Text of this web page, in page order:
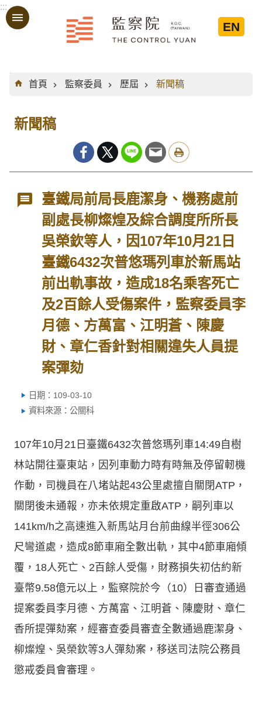
跳到主要內容區塊
:::
EN
:::
首頁
監察委員 歷屆 新聞稿
新聞稿
臺鐵局前局長鹿潔身、機務處前
副處長柳燦煌及綜合調度所所長
吳榮欽等人，因107年10月21日
臺鐵6432次普悠瑪列車於新馬站
前出軌事故，造成18名乘客死亡
及2百餘人受傷案件，監察委員李
月德、方萬富、江明蒼、陳慶
財、章仁香針對相關違失人員提
案彈劾
日期：109-03-10
資料來源：公關科
107年10月21日臺鐵6432次普悠瑪列車14:49自樹
林站開往臺東站，因列車動力時有時無及停留軔機
作動，司機員在八堵站起43公里處擅自關閉ATP，
關閉後未通報，亦未依規定重啟ATP，嗣列車以
141km/h之高速進入新馬站月台前曲線半徑306公
尺彎道處，造成8節車廂全數出軌，其中4節車廂傾
覆，18人死亡、2百餘人受傷，財務損失初估約新
臺幣9.58億元以上，監察院於今（10）日審查通過
提案委員李月德、方萬富、江明蒼、陳慶財、章仁
香所提彈劾案，經審查委員審查全數通過鹿潔身、
柳燦煌、吳榮欽等3人彈劾案，移送司法院公務員
懲戒委員會審理。